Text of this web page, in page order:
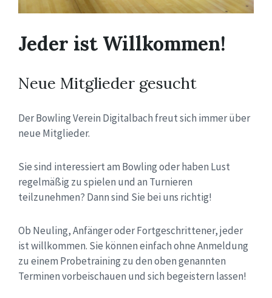
Jeder ist Willkommen!
Neue Mitglieder gesucht
Der Bowling Verein Digitalbach freut sich immer über
neue Mitglieder.
Sie sind interessiert am Bowling oder haben Lust
regelmäßig zu spielen und an Turnieren
teilzunehmen? Dann sind Sie bei uns richtig!
Ob Neuling, Anfänger oder Fortgeschrittener, jeder
ist willkommen. Sie können einfach ohne Anmeldung
zu einem Probetraining zu den oben genannten
Terminen vorbeischauen und sich begeistern lassen!